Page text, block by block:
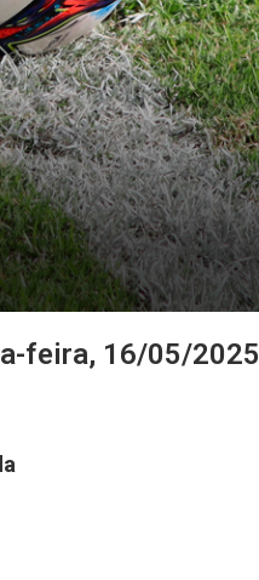
feira, 16/05/2025